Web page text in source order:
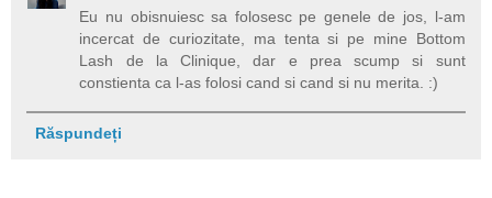
Eu nu obisnuiesc sa folosesc pe genele de jos, l-am
incercat de curiozitate, ma tenta si pe mine Bottom
Lash de la Clinique, dar e prea scump si sunt
constienta ca l-as folosi cand si cand si nu merita. :)
Răspundeți